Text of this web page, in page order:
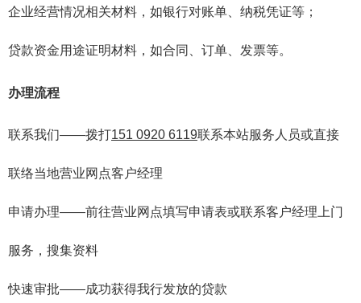
企业经营情况相关材料，如银行对账单、纳税凭证等；
贷款资金用途证明材料，如合同、订单、发票等。
办理流程
联系我们——拨打151 0920 6119联系本站服务人员或直接
联络当地营业网点客户经理
申请办理——前往营业网点填写申请表或联系客户经理上门
服务，搜集资料
快速审批——成功获得我行发放的贷款